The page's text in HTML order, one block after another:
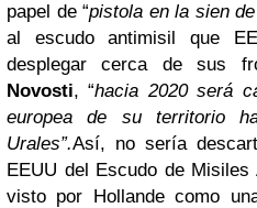
papel de “pistola en la sien
al escudo antimisil que
desplegar cerca de sus
Novosti, “hacia 2020 será
europea de su territorio
Urales”.Así, no sería
EEUU del Escudo de
visto por Hollande como